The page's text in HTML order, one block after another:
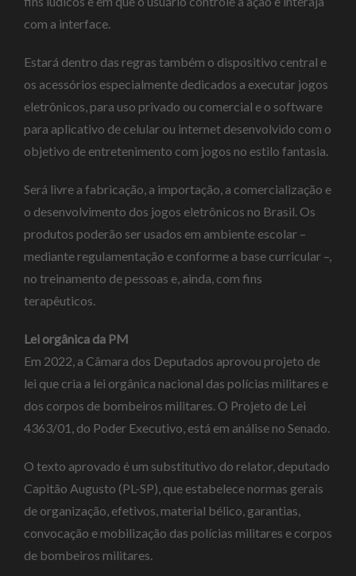
com a interface.
Estará dentro das regras também o dispositivo central e
os acessórios especialmente dedicados a executar jogos
eletrônicos, para uso privado ou comercial e o software
para aplicativo de celular ou internet desenvolvido com o
objetivo de entretenimento com jogos no estilo fantasia.
Será livre a fabricação, a importação, a comercialização e
o desenvolvimento dos jogos eletrônicos no Brasil. Os
produtos poderão ser usados em ambiente escolar –
mediante regulamentação e conforme a base curricular –,
no treinamento de pessoas e, ainda, com fins
terapêuticos.
Lei orgânica da PM
Em 2022, a Câmara dos Deputados aprovou projeto de
lei que cria a lei orgânica nacional das polícias militares e
dos corpos de bombeiros militares. O Projeto de Lei
4363/01, do Poder Executivo, está em análise no Senado.
O texto aprovado é um substitutivo do relator, deputado
Capitão Augusto (PL-SP), que estabelece normas gerais
de organização, efetivos, material bélico, garantias,
convocação e mobilização das polícias militares e corpos
de bombeiros militares.